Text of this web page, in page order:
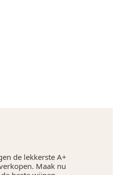
de lekkerste A+
Maak nu